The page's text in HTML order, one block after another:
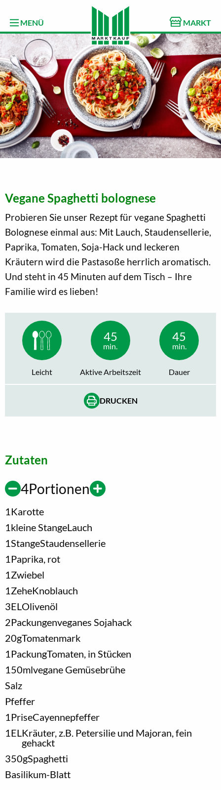
MENÜ MARKT
Vegane Spaghetti bolognese
Probieren Sie unser Rezept für vegane Spaghetti
Bolognese einmal aus: Mit Lauch, Staudensellerie,
Paprika, Tomaten, Soja-Hack und leckeren
Kräutern wird die Pastasoße herrlich aromatisch.
Und steht in 45 Minuten auf dem Tisch – Ihre
Familie wird es lieben!
Leicht
45
min.
Aktive Arbeitszeit
45
min.
Dauer
DRUCKEN
Zutaten
4Portionen
1 Karotte
1 kleine StangeLauch
1 StangeStaudensellerie
1 Paprika, rot
1 Zwiebel
1 ZeheKnoblauch
3EL Olivenöl
2Packungenveganes Sojahack
20gTomatenmark
1 PackungTomaten, in Stücken
150mlvegane Gemüsebrühe
Salz
Pfeffer
1 PriseCayennepfeffer
1 EL Kräuter, z.B. Petersilie und Majoran, fein
gehackt
350gSpaghetti
Basilikum-Blatt